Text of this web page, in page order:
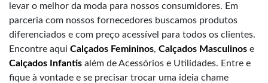
levar o melhor da moda para nossos consumidores. Em
parceria com nossos fornecedores buscamos produtos
diferenciados e com preço acessível para todos os clientes.
Encontre aqui Calçados Femininos, Calçados Masculinos e
Calçados Infantis além de Acessórios e Utilidades. Entre e
fique à vontade e se precisar trocar uma ideia chame